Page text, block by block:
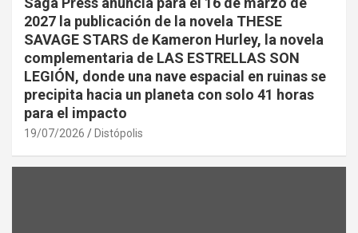
2027 la publicación de la novela THESE
SAVAGE STARS de Kameron Hurley, la novela
complementaria de LAS ESTRELLAS SON
LEGIÓN, donde una nave espacial en ruinas se
precipita hacia un planeta con solo 41 horas
para el impacto
19/07/2026 Distópolis